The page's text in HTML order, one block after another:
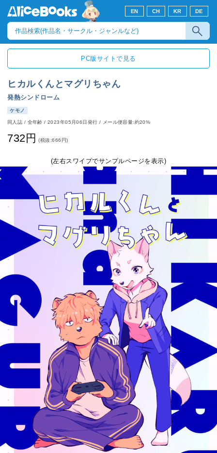
EN CH KR DE
PC版サイトで見る
ヒカルくんとマグリちゃん
発熱シンドローム
ケモノ
同人誌 / 全年齢/2023年05月06日発行 / メール便容量:約20%
732円 (税抜:666円)
(左右スワイプでサンプルページを表示)